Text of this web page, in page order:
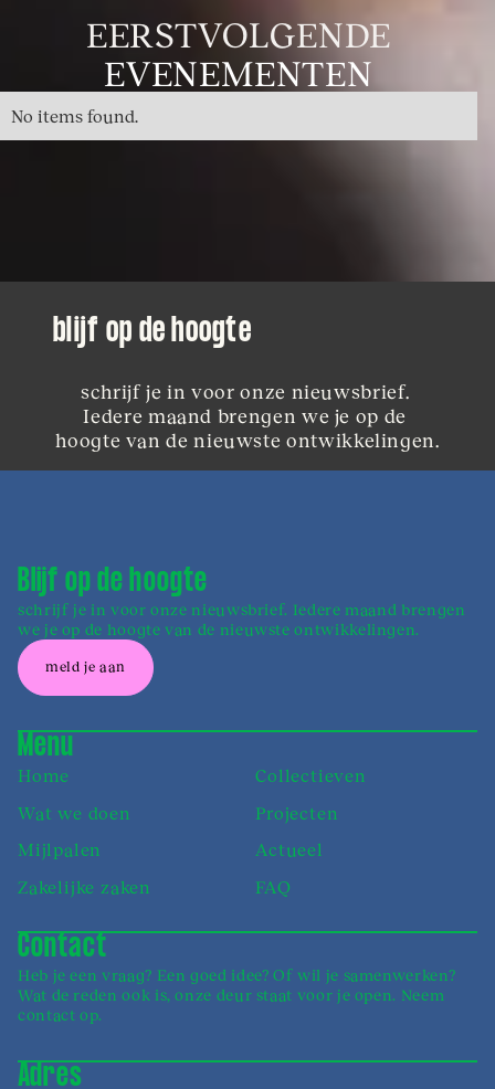
EERSTVOLGENDE
EVENEMENTEN
No items found.
blijf op de hoogte
schrijf je in voor onze nieuwsbrief.
Iedere maand brengen we je op de
hoogte van de nieuwste ontwikkelingen.
Blijf op de hoogte
schrijf je in voor onze nieuwsbrief. Iedere maand brengen
we je op de hoogte van de nieuwste ontwikkelingen.
meld je aan
Menu
Home
Collectieven
Wat we doen
Projecten
Mijlpalen
Actueel
Zakelijke zaken
FAQ
Contact
Heb je een vraag? Een goed idee? Of wil je samen­werken?
Wat de reden ook is, onze deur staat voor je open. Neem
contact op.
Adres